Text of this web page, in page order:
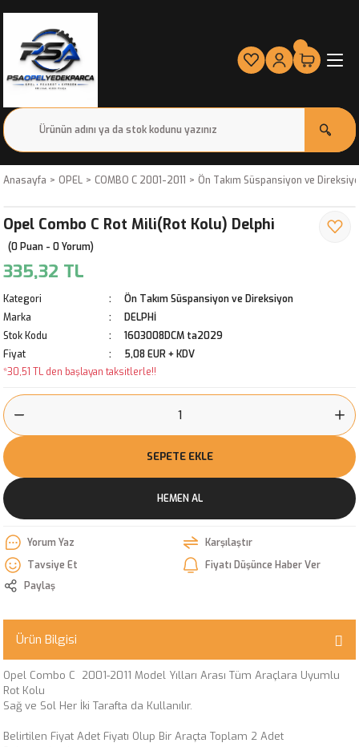
Anasayfa OPEL COMBO C 2001-2011 Ön Takım Süspansiyon ve
Opel Combo C Rot Mili(Rot Kolu) Delphi
(0 Puan - 0 Yorum)
335,32 TL
Kategori
Ön Takım Süspansiyon ve Direksiyon
Marka
DELPHİ
Stok Kodu
1603008DCM ta2029
Fiyat
5,08 EUR + KDV
*30,51 TL den başlayan taksitlerle!!
SEPETE EKLE
HEMEN AL
Yorum Yaz
Karşılaştır
Tavsiye Et
Fiyatı Düşünce Haber Ver
Paylaş
Ürün Bilgisi
Opel Combo C 2001-2011 Model Yılları Arası Tüm Araçlara Uyumlu
Rot Kolu
Sağ ve Sol Her İki Tarafta da Kullanılır.
Belirtilen Fiyat Adet Fiyatı Olup Bir Araçta Toplam 2 Adet